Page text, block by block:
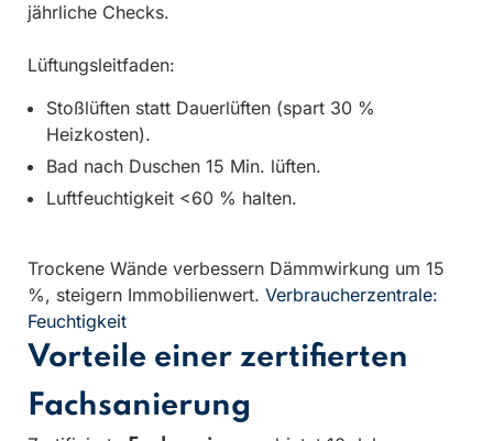
jährliche Checks.
Lüftungsleitfaden:
Stoßlüften statt Dauerlüften (spart 30 %
Heizkosten).
Bad nach Duschen 15 Min. lüften.
Luftfeuchtigkeit <60 % halten.
Trockene Wände verbessern Dämmwirkung um 15
%, steigern Immobilienwert. Verbraucherzentrale:
Feuchtigkeit
Vorteile einer zertifierten
Fachsanierung